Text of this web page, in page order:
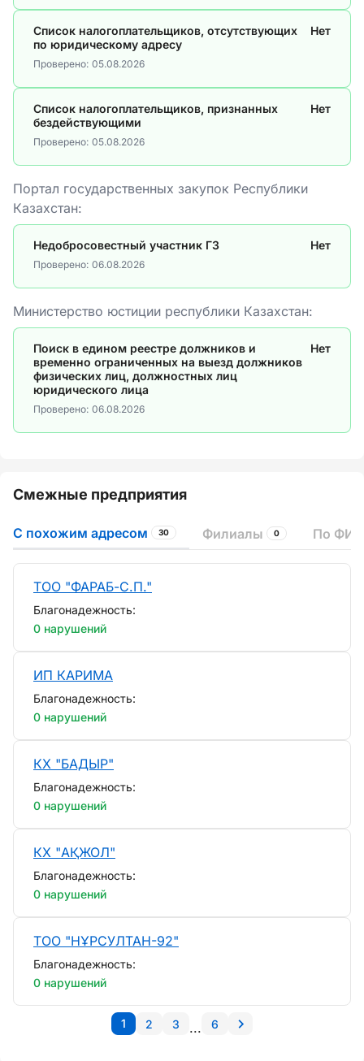
Список налогоплательщиков, отсутствующих
по юридическому адресу
Нет
Проверено: 05.08.2026
Список налогоплательщиков, признанных
бездействующими
Нет
Проверено: 05.08.2026
Портал государственных закупок Республики
Казахстан:
Недобросовестный участник ГЗ Нет
Проверено: 06.08.2026
Министерство юстиции республики Казахстан:
Поиск в едином реестре должников и
временно ограниченных на выезд должников
физических лиц, должностных лиц
юридического лица
Нет
Проверено: 06.08.2026
Смежные предприятия
С похожим адресом 30 Филиалы 0 По ФИО
ТОО "ФАРАБ-С.П."
Благонадежность:
0 нарушений
ИП КАРИМА
Благонадежность:
0 нарушений
КХ "БАДЫР"
Благонадежность:
0 нарушений
КХ "АҚЖОЛ"
Благонадежность:
0 нарушений
ТОО "НҰРСУЛТАН-92"
Благонадежность:
0 нарушений
1 2 3 ... 6